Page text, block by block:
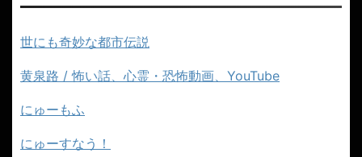
世にも奇妙な都市伝説
黄泉路 / 怖い話、心霊・恐怖動画、YouTube
にゅーもふ
にゅーすなう！